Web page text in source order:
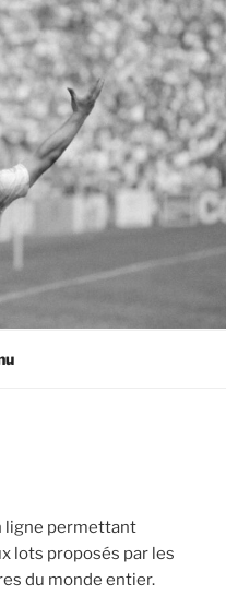
ligne permettant
lots proposés par les
du monde entier.